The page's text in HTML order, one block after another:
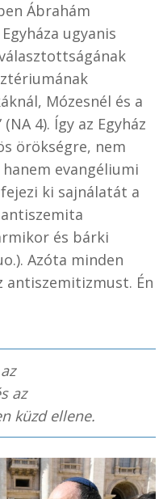
Ábrahám
ugyanis
Mózesnél és a
4). Így az Egyház
örökségre, nem
evangéliumi
ki sajnálatát a
és bárki
Azóta minden
antiszemitizmust. Én
az
küzd ellene.